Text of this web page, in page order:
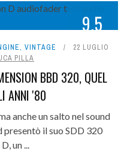
9.5
, VINTAGE
22 LUGLIO
PILLA
BBD 320, QUEL
ANNI '80
anche un salto nel sound
presentò il suo SDD 320
un ...